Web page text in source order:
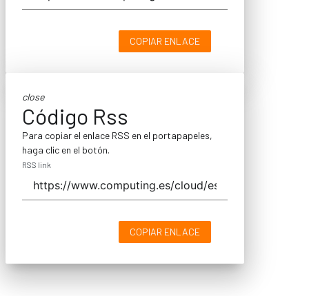
COPIAR ENLACE
close
Código Rss
Para copiar el enlace RSS en el portapapeles,
haga clic en el botón.
RSS link
COPIAR ENLACE